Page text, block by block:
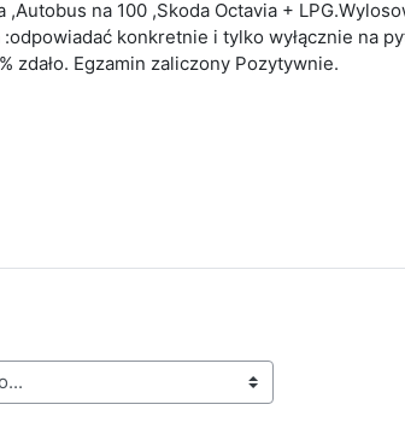
na 100 ,Skoda Octavia +
konkretnie i tylko wyłącznie na
zdało. Egzamin zaliczony Pozytywnie.